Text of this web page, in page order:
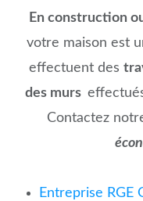
En construction
votre maison est
effectuent des
des murs
Contactez
Entreprise RGE